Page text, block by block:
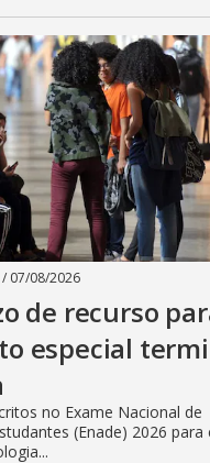
/ 07/08/2026
de recurso
especial
no Exame Nacional de
(Enade) 2026 para